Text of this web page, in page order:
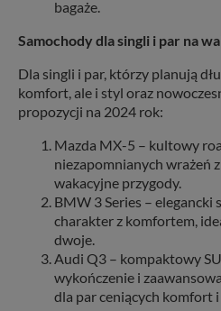
bagaże.
Samochody dla singli i par na
Dla singli i par, którzy planują
komfort, ale i styl oraz
propozycji na 2024 rok:
Mazda MX-5 – kultowy
niezapomnianych wrażeń
wakacyjne przygody.
BMW 3 Series – elegancki
charakter z komfortem,
dwoje.
Audi Q3 – kompaktowy
wykończenie i
dla par ceniących komfort i